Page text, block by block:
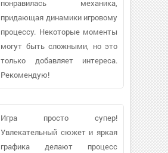
понравилась механика,
придающая динамики игровому
процессу. Некоторые моменты
могут быть сложными, но это
только добавляет интереса.
Рекомендую!
Игра просто супер!
Увлекательный сюжет и яркая
графика делают процесс